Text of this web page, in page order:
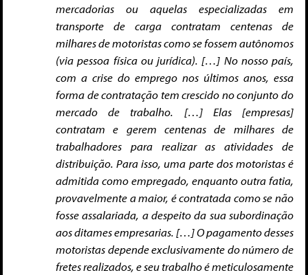
mercadorias ou aquelas especializadas em
transporte de carga contratam centenas de
milhares de motoristas como se fossem autônomos
(via pessoa física ou jurídica). […] No nosso país,
com a crise do emprego nos últimos anos, essa
forma de contratação tem crescido no conjunto do
mercado de trabalho. […] Elas [empresas]
contratam e gerem centenas de milhares de
trabalhadores para realizar as atividades de
distribuição. Para isso, uma parte dos motoristas é
admitida como empregado, enquanto outra fatia,
provavelmente a maior, é contratada como se não
fosse assalariada, a despeito da sua subordinação
aos ditames empresarias. […] O pagamento desses
motoristas depende exclusivamente do número de
fretes realizados, e seu trabalho é meticulosamente